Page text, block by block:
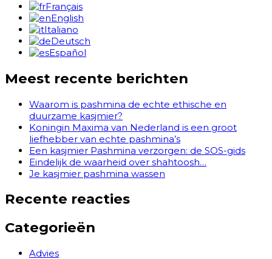
Français
English
Italiano
Deutsch
Español
Meest recente berichten
Waarom is pashmina de echte ethische en
duurzame kasjmier?
Koningin Maxima van Nederland is een groot
liefhebber van echte pashmina’s
Een kasjmier Pashmina verzorgen: de SOS-gids
Eindelijk de waarheid over shahtoosh…
Je kasjmier pashmina wassen
Recente reacties
Categorieën
Advies